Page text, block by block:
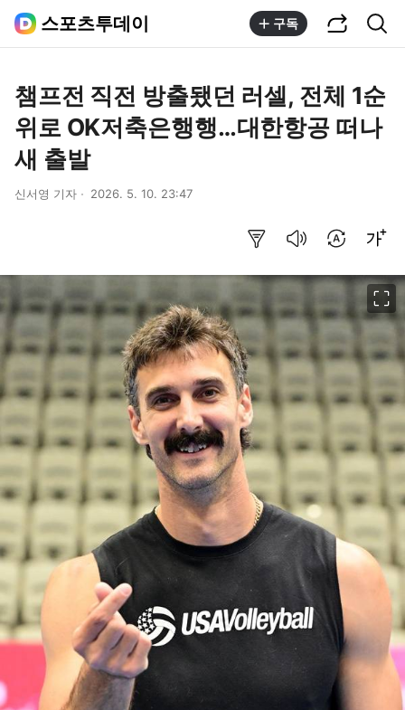
스포츠투데이 구독
챔프전 직전 방출됐던 러셀, 전체 1순
위로 OK저축은행행…대한항공 떠나
새 출발
신서영 기자 2026. 5. 10. 23:47